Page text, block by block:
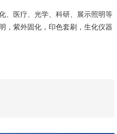
、医疗、光学、科研、展示照明等
，紫外固化，印色套刷，生化仪器